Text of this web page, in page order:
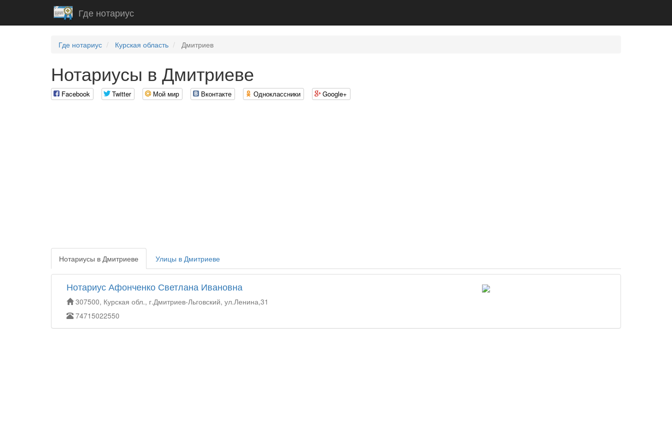
Где нотариус
Где нотариус Курская область Дмитриев
Нотариусы в Дмитриеве
Facebook Twitter Мой мир Вконтакте Одноклассники Google+
Нотариусы в Дмитриеве Улицы в Дмитриеве
Нотариус Афонченко Светлана Ивановна
307500, Курская обл., г.Дмитриев-Льговский, ул.Ленина,31
74715022550